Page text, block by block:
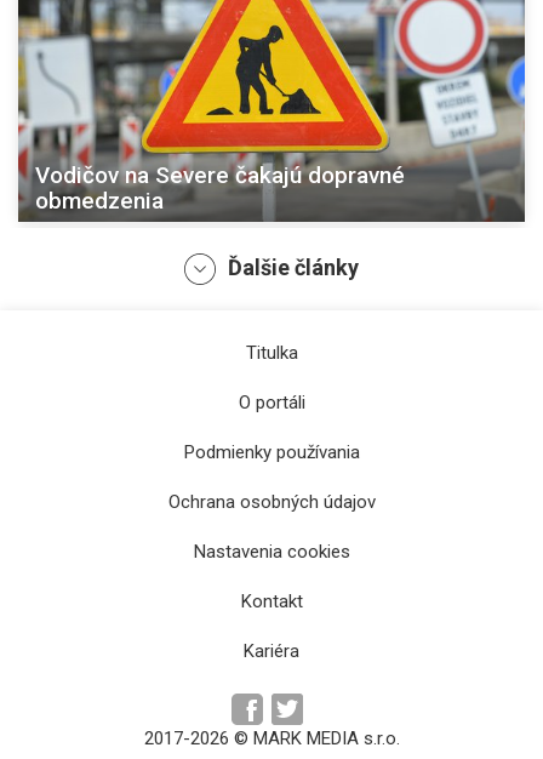
Vodičov na Severe čakajú dopravné
obmedzenia
Mariánska hora bude počas pútnického
týždňa prístupnejšia aj vďaka pravidelnejším
Ďalšie články
Titulka
O portáli
Podmienky používania
Ochrana osobných údajov
Nastavenia cookies
Kontakt
Kariéra
2017-2026 © MARK MEDIA s.r.o.